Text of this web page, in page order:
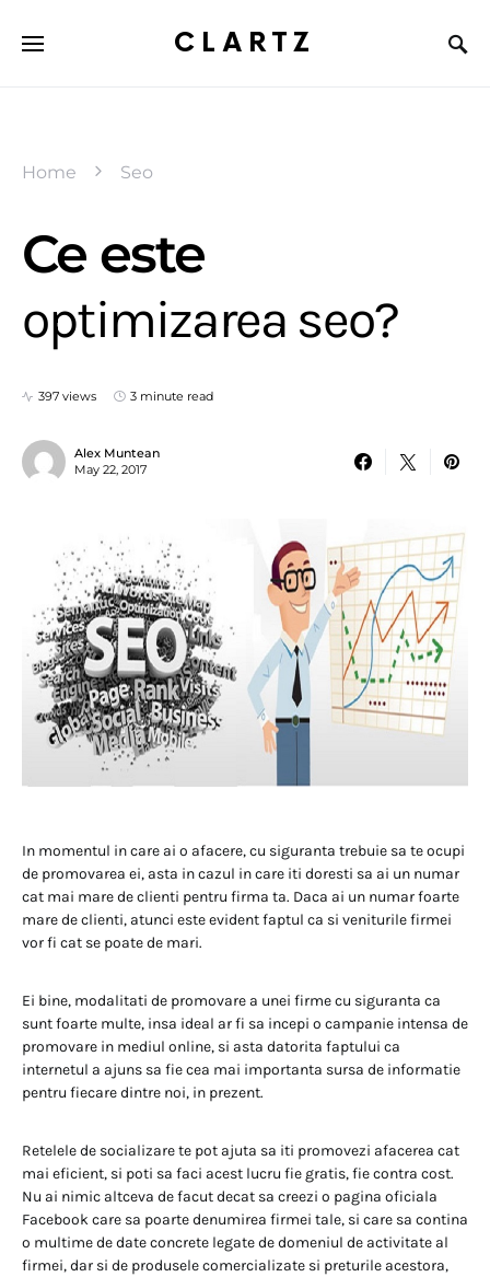
CLARTZ
Home Seo
Ce este
optimizarea seo?
397 views 3 minute read
Alex Muntean
May 22, 2017
In momentul in care ai o afacere, cu siguranta trebuie sa te ocupi
de promovarea ei, asta in cazul in care iti doresti sa ai un numar
cat mai mare de clienti pentru firma ta. Daca ai un numar foarte
mare de clienti, atunci este evident faptul ca si veniturile firmei
vor fi cat se poate de mari.
Ei bine, modalitati de promovare a unei firme cu siguranta ca
sunt foarte multe, insa ideal ar fi sa incepi o campanie intensa de
promovare in mediul online, si asta datorita faptului ca
internetul a ajuns sa fie cea mai importanta sursa de informatie
pentru fiecare dintre noi, in prezent.
Retelele de socializare te pot ajuta sa iti promovezi afacerea cat
mai eficient, si poti sa faci acest lucru fie gratis, fie contra cost.
Nu ai nimic altceva de facut decat sa creezi o pagina oficiala
Facebook care sa poarte denumirea firmei tale, si care sa contina
o multime de date concrete legate de domeniul de activitate al
firmei, dar si de produsele comercializate si preturile acestora,